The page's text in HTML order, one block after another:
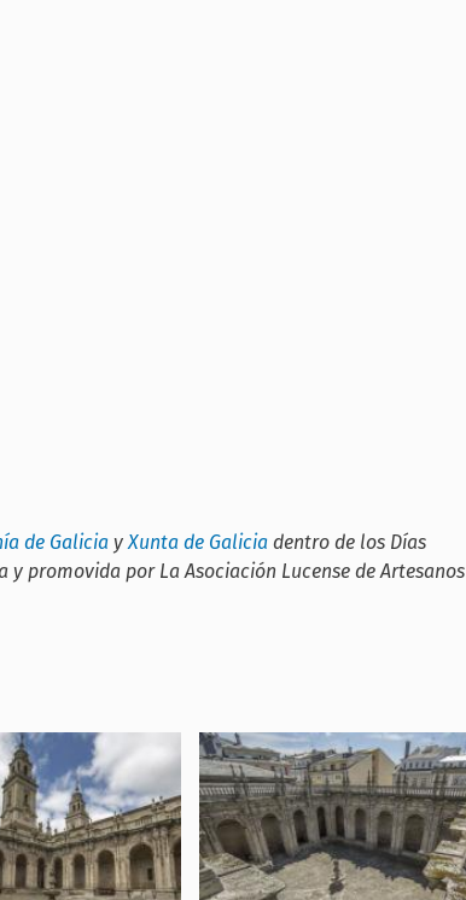
de Galicia yXunta de Galicia dentro de los Días
y promovida por La Asociación Lucense de Artesanos